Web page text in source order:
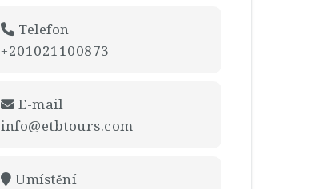
Telefon
+201021100873
E-mail
info@etbtours.com
Umístění